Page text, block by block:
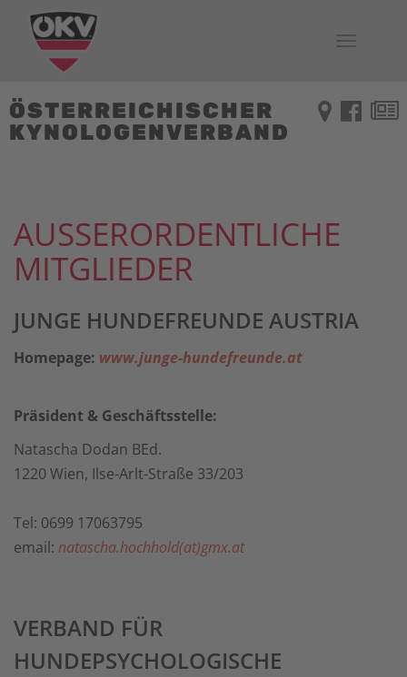
Toggle
ÖSTERREICHISCHER
KYNOLOGENVERBAND
AUSSERORDENTLICHE
MITGLIEDER
JUNGE HUNDEFREUNDE AUSTRIA
Homepage: www.junge-hundefreunde.at
Präsident & Geschäftsstelle:
Natascha Dodan BEd.
1220 Wien, Ilse-Arlt-Straße 33/203
Tel: 0699 17063795
email: natascha.hochhold(at)gmx.at
VERBAND FÜR
HUNDEPSYCHOLOGISCHE